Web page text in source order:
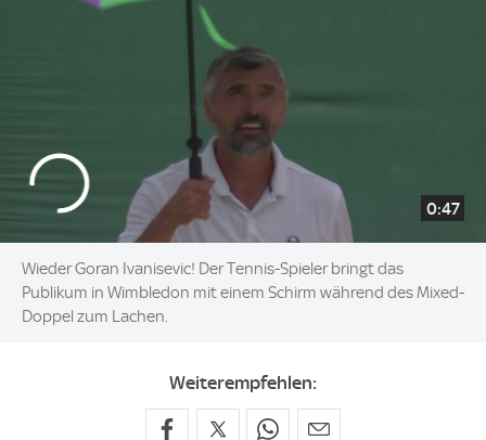
0:47
Wieder Goran Ivanisevic! Der Tennis-Spieler bringt das
Publikum in Wimbledon mit einem Schirm während des Mixed-
Doppel zum Lachen.
Weiterempfehlen: